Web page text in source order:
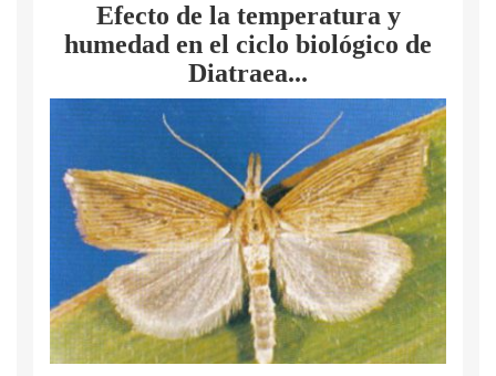
Efecto de la temperatura y
humedad en el ciclo biológico de
Diatraea...